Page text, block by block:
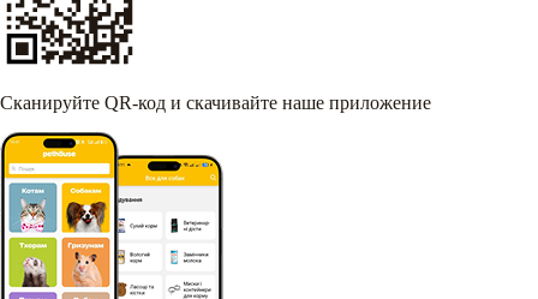
Сканируйте QR-код и скачивайте наше приложение